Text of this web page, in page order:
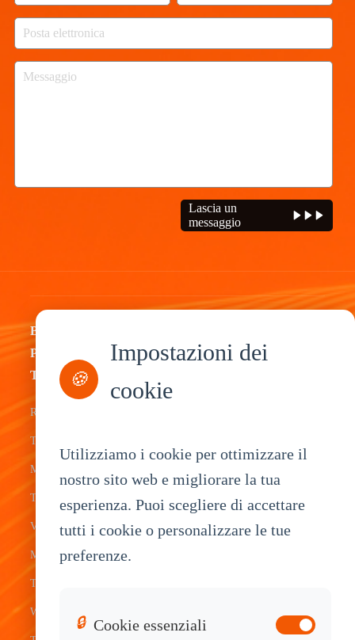
Lascia un
messaggio
By
Product
Type
Rugged
Tablets
Mobile Data
Terminal
Vehicle
Mount
Tablets
Waterproof
Industry
Fleet
Transit
Transportation
Warehouse
Construction
Service
Application
Tablet
Vehicle
Tracking
System
White Label
Industrial
OEM
Knowledge
Sales
🍪
Impostazioni dei
cookie
Utilizziamo i cookie per ottimizzare il
nostro sito web e migliorare la tua
esperienza. Puoi scegliere di accettare
tutti i cookie o personalizzare le tue
preferenze.
🔒 Cookie essenziali